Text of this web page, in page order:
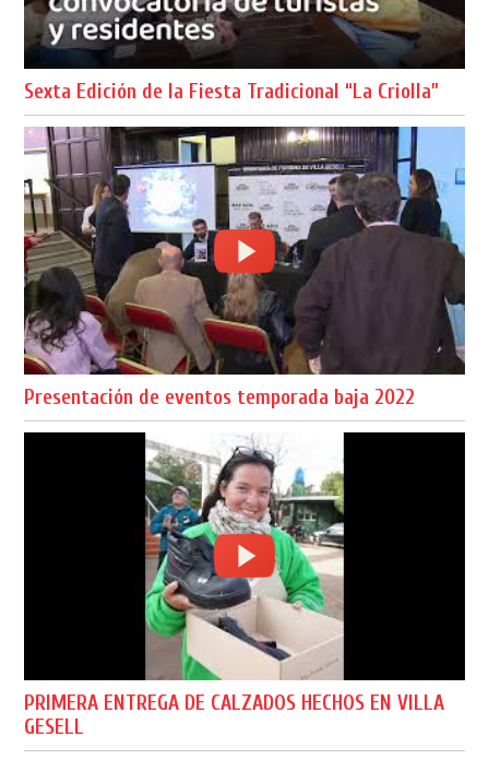
Sexta Edición de la Fiesta Tradicional “La Criolla”
Presentación de eventos temporada baja 2022
PRIMERA ENTREGA DE CALZADOS HECHOS EN VILLA
GESELL